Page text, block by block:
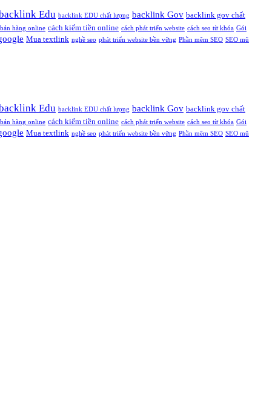
Edu backlink EDU chất lượng backlink Gov backlink gov chất
hàng online cách kiếm tiền online cách phát triển website cách seo từ khóa Gói
Mua textlink nghề seo phát triển website bền vững Phần mêm SEO SEO mũ
Edu backlink EDU chất lượng backlink Gov backlink gov chất
hàng online cách kiếm tiền online cách phát triển website cách seo từ khóa Gói
Mua textlink nghề seo phát triển website bền vững Phần mêm SEO SEO mũ